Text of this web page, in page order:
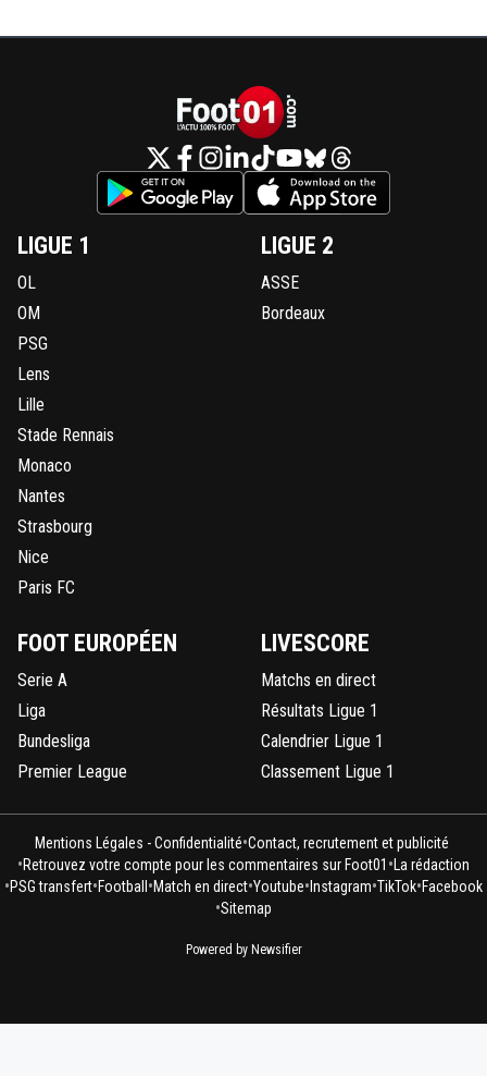
LIGUE 1
OL
OM
PSG
Lens
Lille
Stade Rennais
Monaco
Nantes
Strasbourg
Nice
Paris FC
LIGUE 2
ASSE
Bordeaux
FOOT EUROPÉEN
Serie A
Liga
Bundesliga
Premier League
LIVESCORE
Matchs en direct
Résultats Ligue 1
Calendrier Ligue 1
Classement Ligue 1
Mentions Légales - Confidentialité•Contact, recrutement et publicité
•Retrouvez votre compte pour les commentaires sur Foot01 • La rédaction
•PSG transfert•Football •Match en direct•Youtube• Instagram•TikTok•Facebook
•Sitemap
Powered by Newsifier